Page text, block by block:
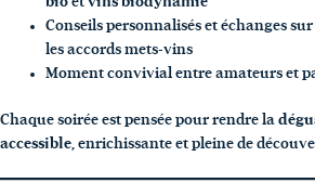
Conseils personnalisés et échanges sur
les accords mets-vins
Moment convivial entre amateurs et
Chaque soirée est pensée pour rendre la
accessible, enrichissante et pleine de